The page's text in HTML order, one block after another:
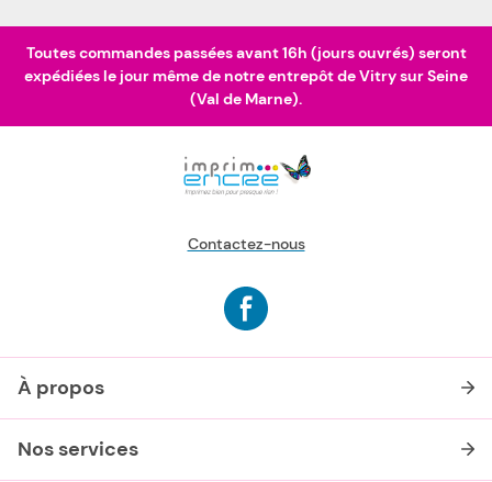
Toutes commandes passées avant 16h (jours ouvrés) seront
expédiées le jour même de notre entrepôt de Vitry sur Seine
(Val de Marne).
Contactez-nous
À propos
Nos services